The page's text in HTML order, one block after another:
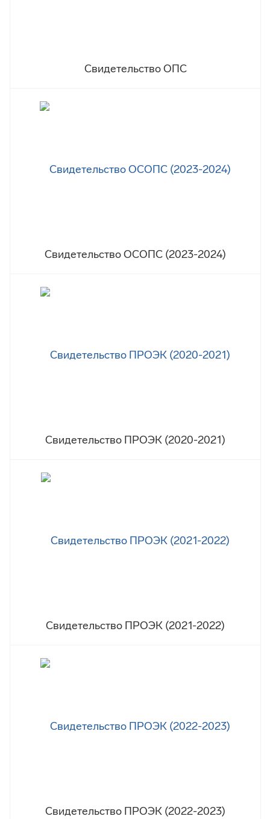
Свидетельство ОПС
Свидетельство ОСОПС (2023-2024)
Свидетельство ПРОЭК (2020-2021)
Свидетельство ПРОЭК (2021-2022)
Свидетельство ПРОЭК (2022-2023)